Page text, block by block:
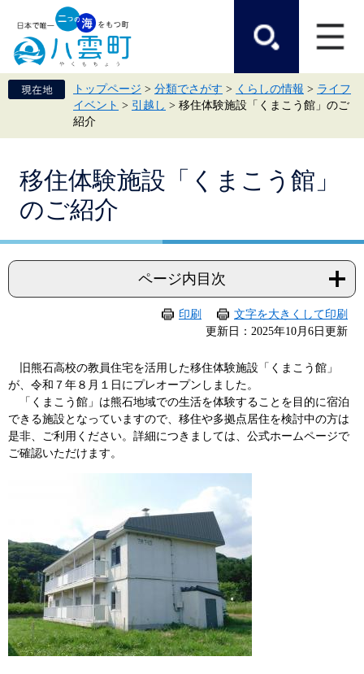
頭
で
飛
ば
本
トップページ > 分類でさがす > くらしの情報 > ライフ
イベント > 引越し > 移住体験施設「くまこう館」のご
紹介
移住体験施設「くまこう館」
のご紹介
ページ内目次
印刷
文字を大きくして印刷
更新日：2025年10月6日更新
旧熊石高校の教員住宅を活用した移住体験施設「くまこう館」
が、令和７年８月１日にプレオープンしました。
「くまこう館」は熊石地域での生活を体験することを目的に宿泊
できる施設となっていますので、移住や多拠点居住を検討中の方は
是非、ご利用ください。詳細につきましては、公式ホームページで
ご確認いただけます。